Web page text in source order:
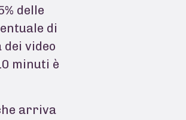
delle
di
dei video
minuti è
arriva